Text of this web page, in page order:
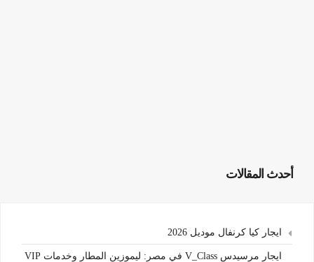
أحدث المقالات
ايجار كيا كرنفال موديل 2026
ايجار مرسيدس V_Class في مصر: ليموزين المطار وخدمات VIP